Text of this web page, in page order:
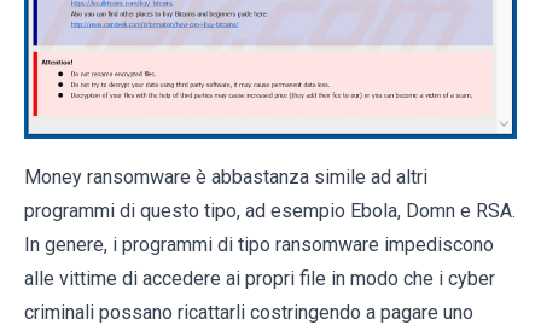
Money ransomware è abbastanza simile ad altri
programmi di questo tipo, ad esempio Ebola, Domn e RSA.
In genere, i programmi di tipo ransomware impediscono
alle vittime di accedere ai propri file in modo che i cyber
criminali possano ricattarli costringendo a pagare uno